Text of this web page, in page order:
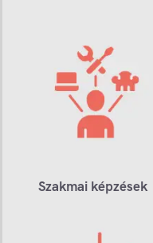
Szakmai képzések